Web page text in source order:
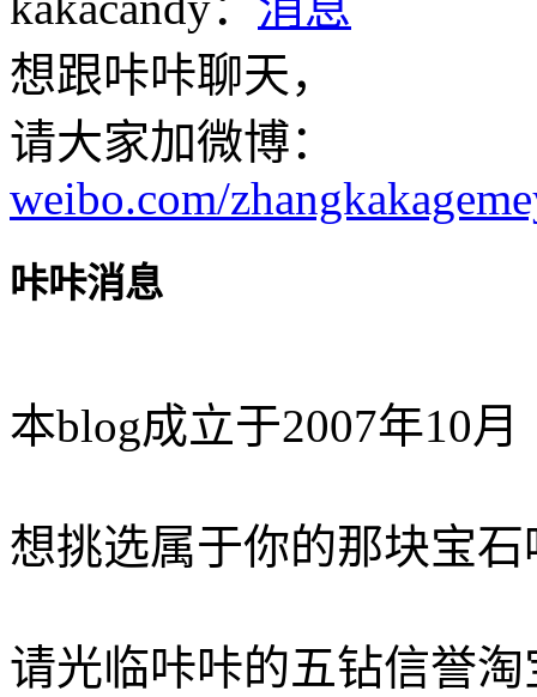
想跟咔咔聊天，
请大家加微博：
weibo.com/
咔咔消息
本blog成立于2007年10月
想挑选属于你的那块宝石
请光临咔咔的五钻信誉淘